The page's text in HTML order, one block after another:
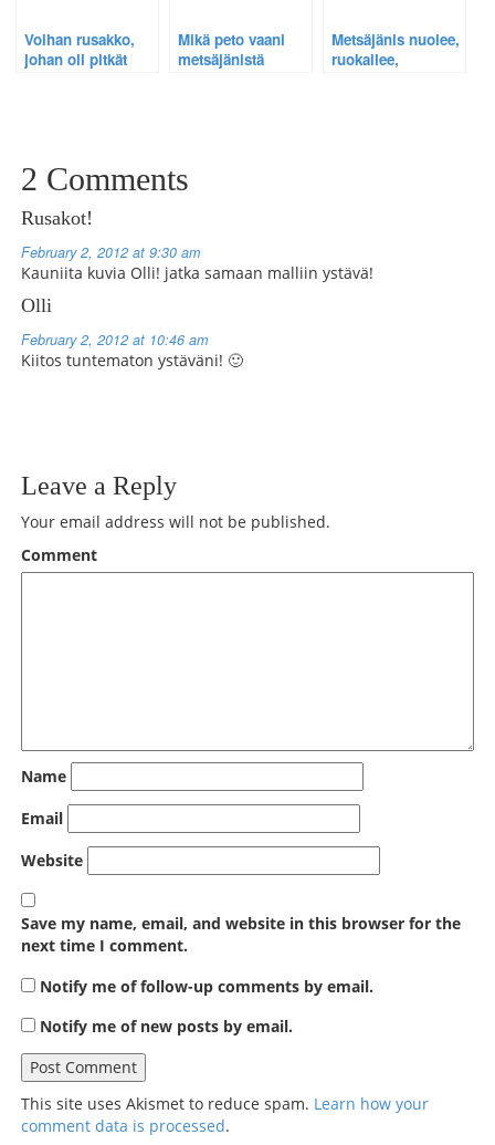
Voihan rusakko,
johan oli pitkät
Mikä peto vaani
metsäjänistä
Metsäjänis nuolee,
ruokailee,
2 Comments
Rusakot!
February 2, 2012 at 9:30 am
Kauniita kuvia Olli! jatka samaan malliin ystävä!
Olli
February 2, 2012 at 10:46 am
Kiitos tuntematon ystäväni! 🙂
Leave a Reply
Your email address will not be published.
Comment
Name
Email
Website
Save my name, email, and website in this browser for the
next time I comment.
Notify me of follow-up comments by email.
Notify me of new posts by email.
This site uses Akismet to reduce spam. Learn how your
comment data is processed.